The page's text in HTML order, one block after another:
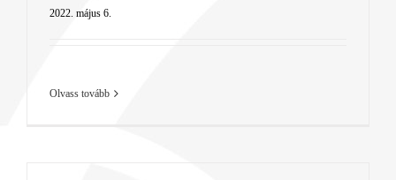
2022. május 6.
Olvass tovább